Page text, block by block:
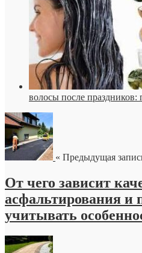
волосы после праздников:
« Предыдущая
От чего зависит
асфальтирования и
учитывать